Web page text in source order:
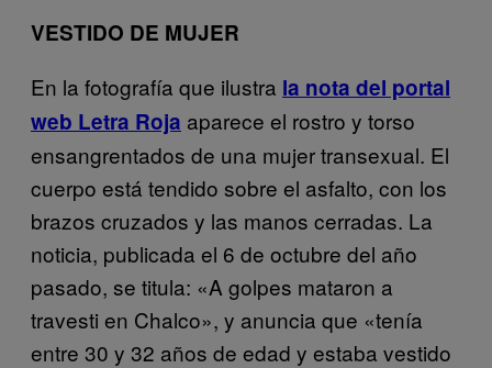
VESTIDO DE MUJER
En la fotografía que ilustra la nota del portal
web Letra Roja aparece el rostro y torso
ensangrentados de una mujer transexual. El
cuerpo está tendido sobre el asfalto, con los
brazos cruzados y las manos cerradas. La
noticia, publicada el 6 de octubre del año
pasado, se titula: «A golpes mataron a
travesti en Chalco», y anuncia que «tenía
entre 30 y 32 años de edad y estaba vestido